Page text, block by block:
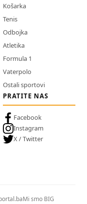
Košarka
Tenis
Odbojka
Atletika
Formula 1
Vaterpolo
Ostali sportovi
PRATITE NAS
Facebook
Instagram
X / Twitter
Mi smo BIG